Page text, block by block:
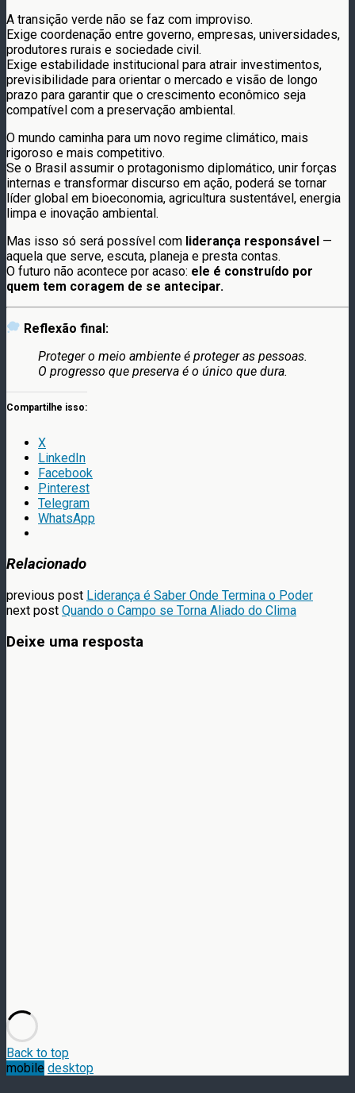
A transição verde não se faz com improviso.
Exige coordenação entre governo, empresas, universidades,
produtores rurais e sociedade civil.
Exige estabilidade institucional para atrair investimentos,
previsibilidade para orientar o mercado e visão de longo
prazo para garantir que o crescimento econômico seja
compatível com a preservação ambiental.
O mundo caminha para um novo regime climático, mais
rigoroso e mais competitivo.
Se o Brasil assumir o protagonismo diplomático, unir forças
internas e transformar discurso em ação, poderá se tornar
líder global em bioeconomia, agricultura sustentável, energia
limpa e inovação ambiental.
Mas isso só será possível com liderança responsável —
aquela que serve, escuta, planeja e presta contas.
O futuro não acontece por acaso: ele é construído por
quem tem coragem de se antecipar.
Reflexão final:
Proteger o meio ambiente é proteger as pessoas.
O progresso que preserva é o único que dura.
Compartilhe isso:
X
LinkedIn
Facebook
Pinterest
Telegram
WhatsApp
Relacionado
previous post Liderança é Saber Onde Termina o Poder
next post Quando o Campo se Torna Aliado do Clima
Deixe uma resposta
Back to top
mobile desktop